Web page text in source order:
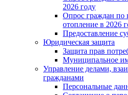
2026 году
Опрос граждан по
отопление в 2026
Предоставление
Юридическая защита
Защита прав
Муниципальное
Управление делами,
гражданами
Персональные